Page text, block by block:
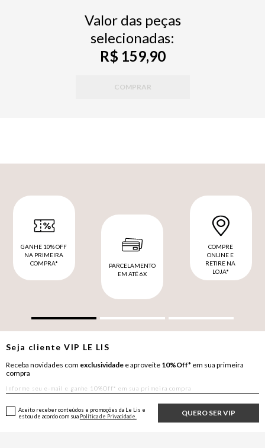
Valor das peças
selecionadas:
R$ 159,90
COMPRAR
GANHE 10% OFF
NA PRIMEIRA
COMPRA*
PARCELAMENTO
EM ATÉ 6X
COMPRE
ONLINE E
RETIRE NA
LOJA*
Seja clienteVIP LE LIS
Receba novidades com exclusividade e aproveite 10%Off* em sua primeira
compra
QUERO SER VIP
Aceito receber conteúdos e promoções da Le Lis e
estou de acordo com sua Política de Privacidade.